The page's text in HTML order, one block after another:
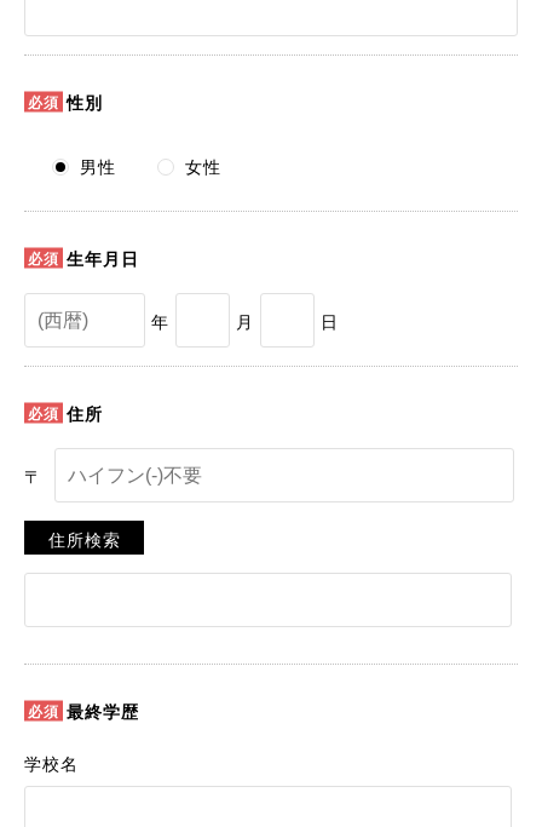
性別
男性 女性
生年月日
年 月 日
住所
〒
住所検索
最終学歴
学校名